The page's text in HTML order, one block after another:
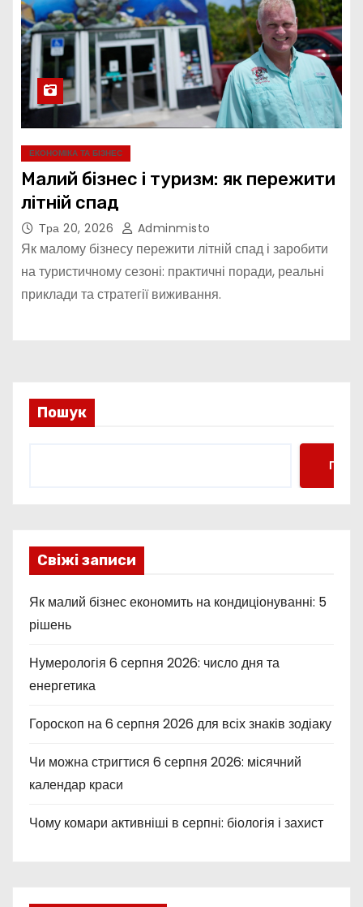
ЕКОНОМІКА ТА БІЗНЕС
Малий бізнес і туризм: як пережити
літній спад
Тра 20, 2026 Adminmisto
Як малому бізнесу пережити літній спад і заробити
на туристичному сезоні: практичні поради, реальні
приклади та стратегії виживання.
Пошук
Свіжі записи
Як малий бізнес економить на кондиціонуванні: 5
рішень
Нумерологія 6 серпня 2026: число дня та
енергетика
Гороскоп на 6 серпня 2026 для всіх знаків зодіаку
Чи можна стригтися 6 серпня 2026: місячний
календар краси
Чому комари активніші в серпні: біологія і захист